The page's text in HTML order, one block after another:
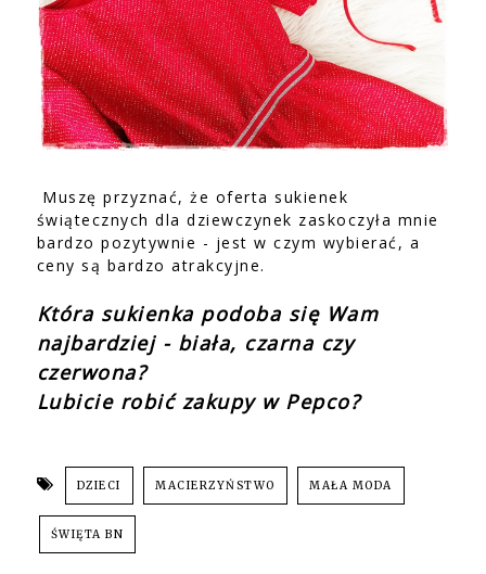
Muszę przyznać, że oferta sukienek
świątecznych dla dziewczynek zaskoczyła mnie
bardzo pozytywnie - jest w czym wybierać, a
ceny są bardzo atrakcyjne.
Która sukienka podoba się Wam
najbardziej - biała, czarna czy
czerwona?
Lubicie robić zakupy w Pepco?
DZIECI MACIERZYŃSTWO MAŁA MODA
ŚWIĘTA BN